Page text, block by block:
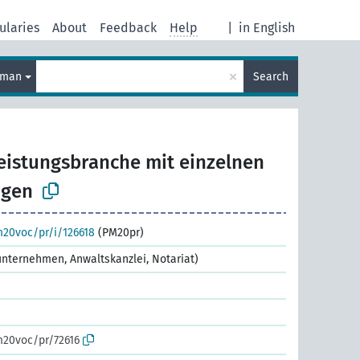
in English
About Feedback Help
× Search
mit einzelnen
pr/i/126618 (PM20pr)
Anwaltskanzlei, Notariat)
pr/72616